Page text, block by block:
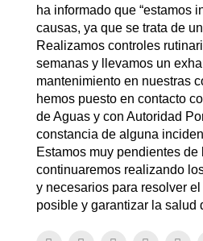
ha informado que “estamos
causas, ya que se trata de
Realizamos controles
semanas y llevamos un
mantenimiento en nuestras
hemos puesto en contacto
de Aguas y con Autoridad
constancia de alguna
Estamos muy pendientes de
continuaremos realizando
y necesarios para resolver
posible y garantizar la salud